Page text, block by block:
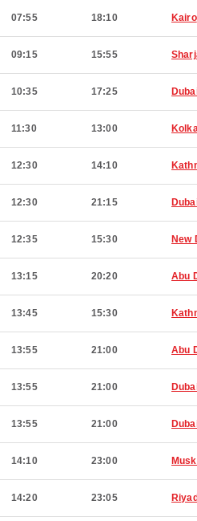
07:55 18:10 Kairo
09:15 15:55
10:35 17:25
11:30 13:00
12:30 14:10
12:30 21:15
12:35 15:30 New
13:15 20:20 Abu
13:45 15:30
13:55 21:00 Abu
13:55 21:00
13:55 21:00
14:10 23:00
14:20 23:05